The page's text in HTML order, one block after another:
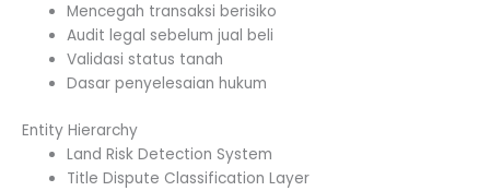
Mencegah transaksi berisiko
Audit legal sebelum jual beli
Validasi status tanah
Dasar penyelesaian hukum
Entity Hierarchy
Land Risk Detection System
Title Dispute Classification Layer